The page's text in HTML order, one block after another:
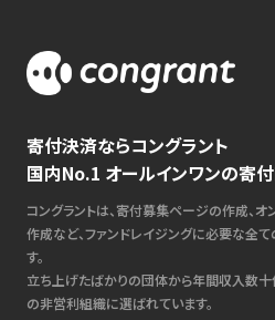
寄付決済ならコングラント
国内No.1 オールインワンの寄
コングラントは、寄付募集ページの作成、
作成など、ファンドレイジングに必要な全
す。
立ち上げたばかりの団体から年間収入数
の非営利組織に選ばれています。